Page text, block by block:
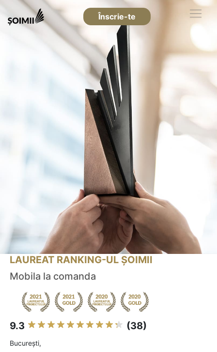
Înscrie-te
LAUREAT RANKING-UL ȘOIMII
Mobila la comanda
9.3 (38)
Bucureşti,